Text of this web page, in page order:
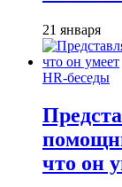
21 января
HR-беседы
что он